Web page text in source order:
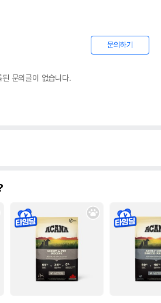
문의하기
된 문의글이 없습니다.